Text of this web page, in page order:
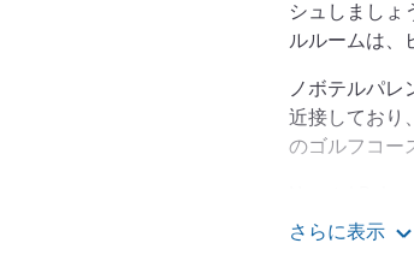
シュしましょ
ルルームは、
ノボテルパレ
近接しており
のゴルフコー
explore the
さらに表示